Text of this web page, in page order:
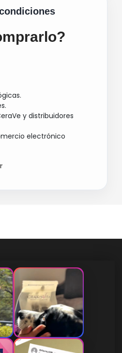
y distribuidores
electrónico